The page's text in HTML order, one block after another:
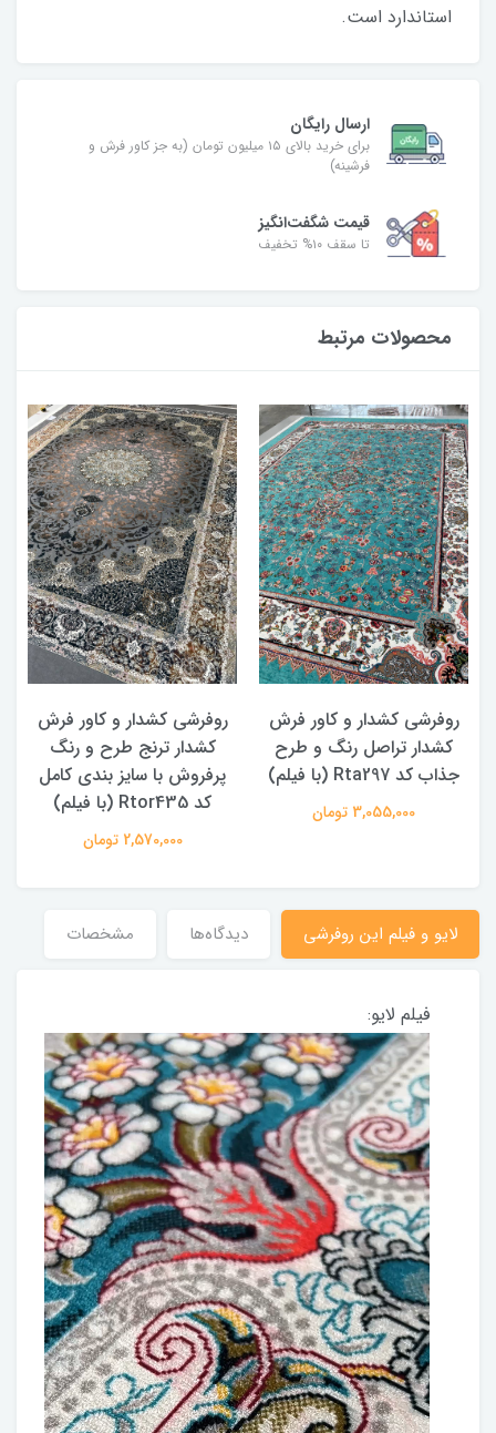
استاندارد است.
ارسال رایگان
برای خرید بالای ۱۵ میلیون تومان (به جز کاور فرش و
فرشینه)
قیمت شگفت‌انگیز
تا سقف ۱۰% تخفیف
محصولات مرتبط
روفرشی کشدار و کاور فرش
کشدار تراصل رنگ و طرح
جذاب کد Rta297 (با فیلم)
3,055,000 تومان
روفرشی کشدار و کاور فرش
کشدار ترنج طرح و رنگ
پرفروش با سایز بندی کامل
کد Rtor435 (با فیلم)
2,570,000 تومان
لایو و فیلم این روفرشی دیدگاه‌ها مشخصات
فیلم لایو: